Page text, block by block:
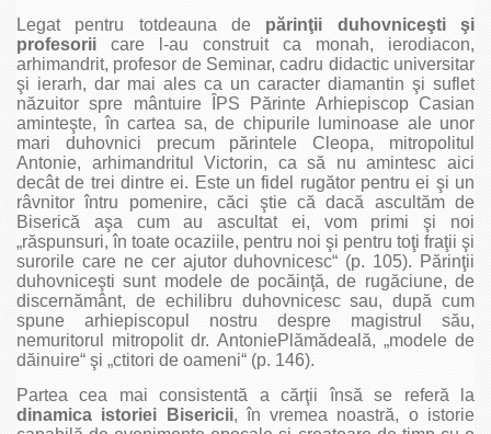
Legat pentru totdeauna de părinţii duhovniceşti şi
profesorii care l‑au construit ca monah, ierodiacon,
arhimandrit, profesor de Seminar, cadru didactic universitar
şi ierarh, dar mai ales ca un caracter diamantin şi suflet
năzuitor spre mântuire ÎPS Părinte Arhiepiscop Casian
aminteşte, în cartea sa, de chipurile luminoase ale unor
mari duhovnici precum părintele Cleopa, mitropolitul
Antonie, arhimandritul Victorin, ca să nu amintesc aici
decât de trei dintre ei. Este un fidel rugător pentru ei şi un
râvnitor întru pomenire, căci ştie că dacă ascultăm de
Biserică aşa cum au ascultat ei, vom primi şi noi
„răspunsuri, în toate ocaziile, pentru noi şi pentru toţi fraţii şi
surorile care ne cer ajutor duhovnicesc“ (p. 105). Părinţii
duhovniceşti sunt modele de pocăinţă, de rugăciune, de
discernământ, de echilibru duhovnicesc sau, după cum
spune arhiepiscopul nostru despre magistrul său,
nemuritorul mitropolit dr. AntoniePlămădeală, „modele de
dăinuire“ şi „ctitori de oameni“ (p. 146).
Partea cea mai consistentă a cărţii însă se referă la
dinamica istoriei Bisericii, în vremea noastră, o istorie